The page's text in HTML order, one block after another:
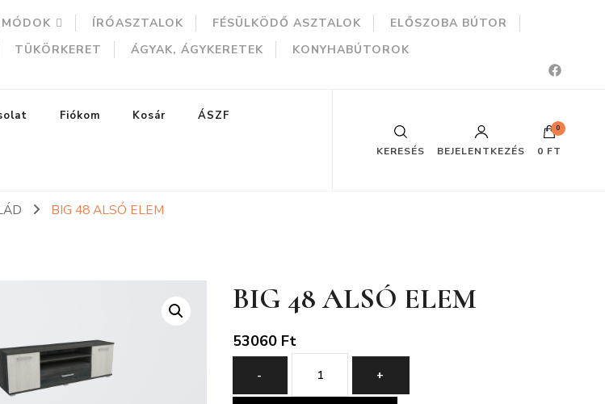
ÍRÓASZTALOK FÉSÜLKÖDŐ ASZTALOK
ELŐSZOBA BÚTOR
TÜKÖRKERET ÁGYAK, ÁGYKERETEK KONYHABÚTOROK
Fiókom Kosár ÁSZF
KERESÉS BEJELENTKEZÉS
0
0 FT
BIG 48 ALSÓ ELEM
BIG 48 ALSÓ ELEM
53060 Ft
-
48
+